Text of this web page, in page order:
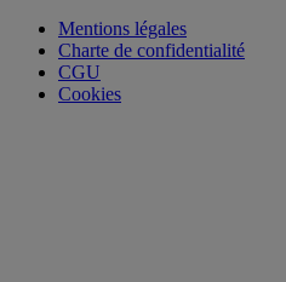
Mentions légales
Charte de confidentialité
CGU
Cookies